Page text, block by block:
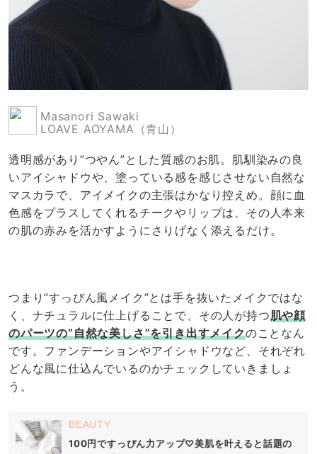
Masanori Sawaki
LOAVE AOYAMA（青山）
透明感があり”つやん”とした質感のお肌。肌馴染みの良
いアイシャドウや、塗っている感を感じさせない自然な
マスカラで、アイメイクの主張はかなり控えめ。顔に血
色感をプラスしてくれるチークやリップは、その人本来
の肌の赤みを活かすようにさりげなく添えるだけ。
つまり”すっぴん風メイク”とは手を抜いたメイクではな
く、ナチュラルに仕上げることで、その人が持つ肌や顔
のパーツの”自然な美しさ”を引き出すメイクのことなん
です。ファンデーションやアイシャドウなど、それぞれ
どんな風に仕込んでいるのかチェックしていきましょ
う。
BEAUTY
100円ですっぴん力アップ♡美肌を叶えると話題の